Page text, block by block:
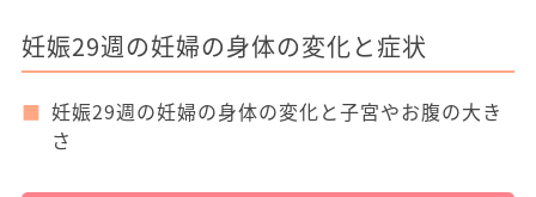
妊娠29週の妊婦の身体の変化と症状
妊娠29週の妊婦の身体の変化と子宮やお腹の大き
さ